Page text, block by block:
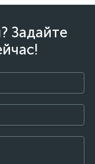
Задайте